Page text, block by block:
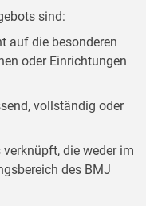
sind:
auf die besonderen
oder Einrichtungen
vollständig oder
die weder im
des BMJ